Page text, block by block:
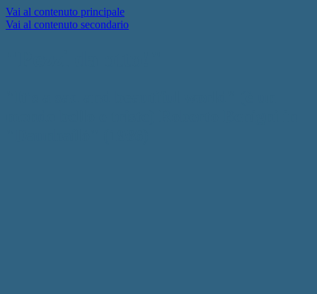
Vai al contenuto principale
Vai al contenuto secondario